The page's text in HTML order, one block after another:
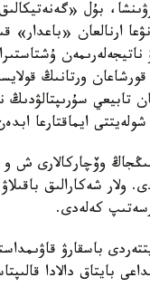
بۇل
ارنالعان
ناتيجەلەرىمەن
ورتانىڭ
تابيعي
ايماقتارعا
وۆچاركالارى ش
ولار شەكارالىق
كەلەدى.
باسقارۋ
بايتاق دالادا